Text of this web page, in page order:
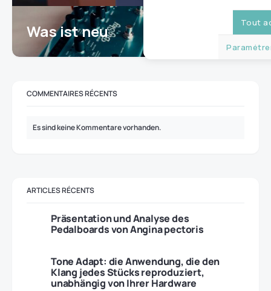
Was ist neu
COMMENTAIRES RÉCENTS
Es sind keine Kommentare vorhanden.
ARTICLES RÉCENTS
Präsentation und Analyse des
Pedalboards von Angina pectoris
Tone Adapt: die Anwendung, die den
Klang jedes Stücks reproduziert,
unabhängig von Ihrer Hardware
Tout